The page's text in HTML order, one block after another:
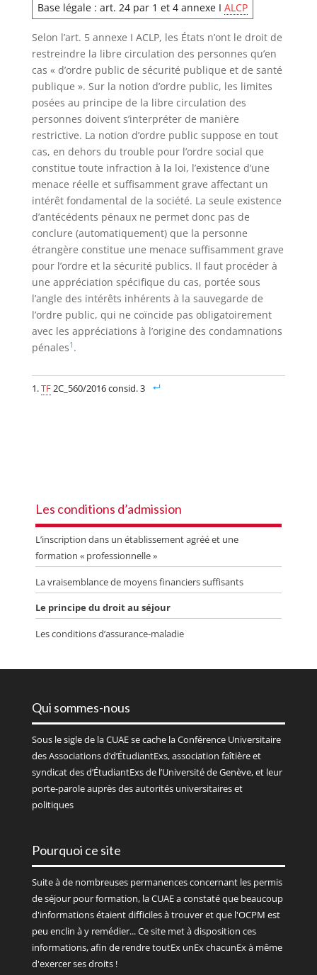
Base légale : art. 24 par 1 et 4 annexe I ALCP
Selon l’art. 5 annexe I ACLP, les États n’ont le droit de
restreindre la libre circulation des personnes qu’en
cas « d’ordre public de sécurité publique et de santé
publique ». Sur la notion d’ordre public, les limites
posées au principe de la libre circulation des
personnes doivent s’interpréter de manière
restrictive. La notion d’ordre public suppose en tout
cas, en dehors du trouble pour l’ordre social que
constitue toute infraction à la loi, l’existence d’une
menace réelle et suffisamment grave affectant un
intérêt fondamental de la société. La seule existence
d’antécédents pénaux ne permet donc pas de
conclure (automatiquement) que la personne
étrangère constitue une menace suffisamment grave
pour l’ordre et la sécurité publics. Il faut procéder à
une appréciation spécifique du cas, portée sous
l’angle des intérêts inhérents à la sauvegarde de
l’ordre public, qui ne coïncide pas obligatoirement
avec les appréciations à l’origine des condamnations
pénales1 .
TF2C_560/2016 consid. 3
Les conditions d’admission
L’inscription dans un établissement agréé et une
formation « professionnelle »
La vraisemblance de moyens financiers suffisants
Le principe du droit au séjour
Les conditions d’assurance-maladie
Qui sommes-nous
Sous le sigle de laCUAEse cache la Conférence Universitaire
des Associations d’d’ÉtudiantExs, association faîtière et
syndicat des d’ÉtudiantExs de l’Université de Genève, et leur
porte-parole auprès des autorités universitaires et
politiques
Pourquoi ce site
Suite à de nombreuses permanences concernant les permis
de séjour pour formation, la CUAE a constaté que beaucoup
d'informations étaient difficiles à trouver et que l'OCPM est
peu enclin à y remédier... Ce site met à disposition ces
informations, afin de rendre toutEx unEx chacunEx à même
d'exercer ses droits !